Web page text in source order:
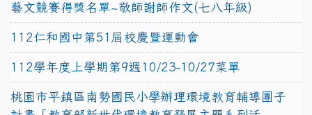
藝文競賽得獎名單~敬師謝師作文(七八年級)
112仁和國中第51屆校慶暨運動會
112學年度上學期第9週10/23-10/27菜單
桃園市平鎮區南勢國民小學辦理環境教育輔導團子